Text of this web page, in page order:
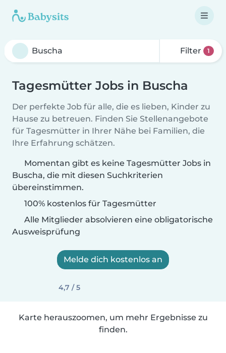
Filter 1
Tagesmütter Jobs in Buscha
Der perfekte Job für alle, die es lieben, Kinder zu
Hause zu betreuen. Finden Sie Stellenangebote
für Tagesmütter in Ihrer Nähe bei Familien, die
Ihre Erfahrung schätzen.
Momentan gibt es keine Tagesmütter Jobs in
Buscha, die mit diesen Suchkriterien
übereinstimmen.
100% kostenlos für Tagesmütter
Alle Mitglieder absolvieren eine obligatorische
Ausweisprüfung
Melde dich kostenlos an
4,7 / 5
Karte herauszoomen, um mehr Ergebnisse zu
finden.